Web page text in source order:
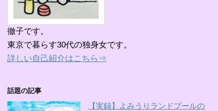
徹子です。
東京で暮らす30代の独身女です。
詳しい自己紹介はこちら⇒
話題の記事
【実録】よみうりランドプールの